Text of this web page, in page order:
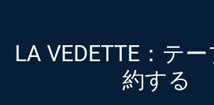
LA VEDETTE：テ
約する